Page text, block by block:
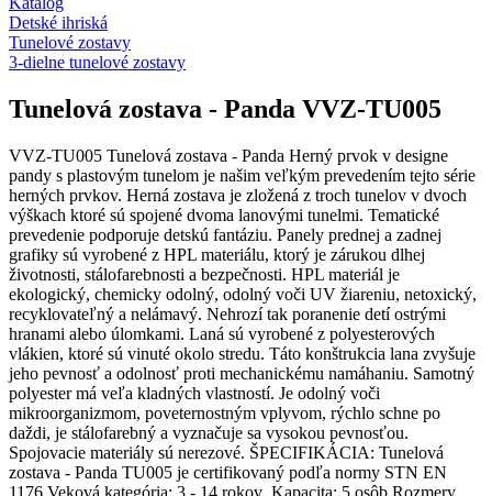
Detské ihriská
Tunelové zostavy
3-dielne tunelové zostavy
Tunelová zostava - Panda VVZ-TU005
VVZ-TU005 Tunelová zostava - Panda Herný prvok v designe
pandy s plastovým tunelom je našim veľkým prevedením tejto série
herných prvkov. Herná zostava je zložená z troch tunelov v dvoch
výškach ktoré sú spojené dvoma lanovými tunelmi. Tematické
prevedenie podporuje detskú fantáziu. Panely prednej a zadnej
grafiky sú vyrobené z HPL materiálu, ktorý je zárukou dlhej
životnosti, stálofarebnosti a bezpečnosti. HPL materiál je
ekologický, chemicky odolný, odolný voči UV žiareniu, netoxický,
recyklovateľný a nelámavý. Nehrozí tak poranenie detí ostrými
hranami alebo úlomkami. Laná sú vyrobené z polyesterových
vlákien, ktoré sú vinuté okolo stredu. Táto konštrukcia lana zvyšuje
jeho pevnosť a odolnosť proti mechanickému namáhaniu. Samotný
polyester má veľa kladných vlastností. Je odolný voči
mikroorganizmom, poveternostným vplyvom, rýchlo schne po
daždi, je stálofarebný a vyznačuje sa vysokou pevnosťou.
Spojovacie materiály sú nerezové. ŠPECIFIKÁCIA: Tunelová
zostava - Panda TU005 je certifikovaný podľa normy STN EN
1176 Veková kategória: 3 - 14 rokov Kapacita: 5 osôb Rozmery